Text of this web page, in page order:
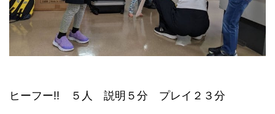
ヒーフー!! ５人 説明５分 プレイ２３分